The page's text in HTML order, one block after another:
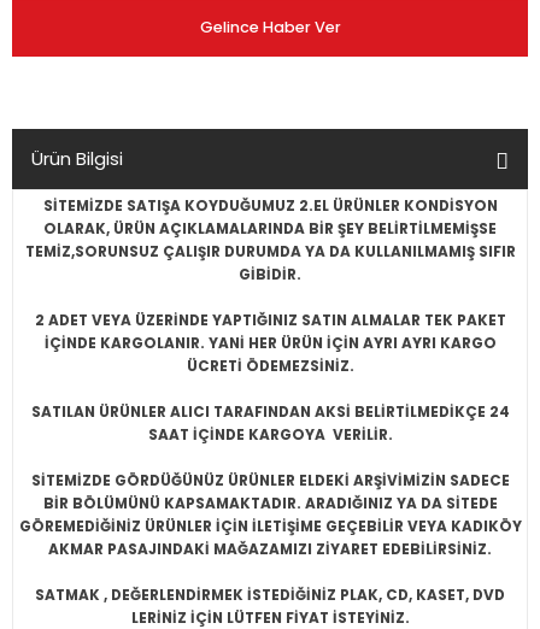
Gelince Haber Ver
Ürün Bilgisi
SİTEMİZDE SATIŞA KOYDUĞUMUZ 2.EL ÜRÜNLER KONDİSYON
OLARAK, ÜRÜN AÇIKLAMALARINDA BİR ŞEY BELİRTİLMEMİŞSE
TEMİZ,SORUNSUZ ÇALIŞIR DURUMDA YA DA KULLANILMAMIŞ SIFIR
GİBİDİR.
2 ADET VEYA ÜZERİNDE YAPTIĞINIZ SATIN ALMALAR TEK PAKET
İÇİNDE KARGOLANIR. YANİ HER ÜRÜN İÇİN AYRI AYRI KARGO
ÜCRETİ ÖDEMEZSİNİZ.
SATILAN ÜRÜNLER ALICI TARAFINDAN AKSİ BELİRTİLMEDİKÇE 24
SAAT İÇİNDE KARGOYA VERİLİR.
SİTEMİZDE GÖRDÜĞÜNÜZ ÜRÜNLER ELDEKİ ARŞİVİMİZİN SADECE
BİR BÖLÜMÜNÜ KAPSAMAKTADIR. ARADIĞINIZ YA DA SİTEDE
GÖREMEDİĞİNİZ ÜRÜNLER İÇİN İLETİŞİME GEÇEBİLİR VEYA KADIKÖY
AKMAR PASAJINDAKİ MAĞAZAMIZI ZİYARET EDEBİLİRSİNİZ.
SATMAK , DEĞERLENDİRMEK İSTEDİĞİNİZ PLAK, CD, KASET, DVD
LERİNİZ İÇİN LÜTFEN FİYAT İSTEYİNİZ.